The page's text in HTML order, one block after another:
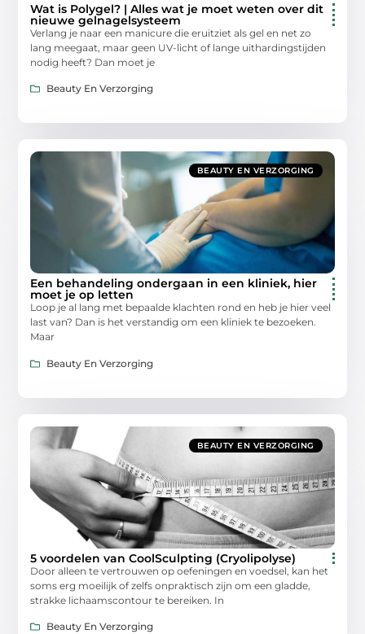
Wat is Polygel? | Alles wat je moet weten over dit
nieuwe gelnagelsysteem
Verlang je naar een manicure die eruitziet als gel en net zo
lang meegaat, maar geen UV-licht of lange uithardingstijden
nodig heeft? Dan moet je
Beauty En Verzorging
BEAUTY EN VERZORGING
Een behandeling ondergaan in een kliniek, hier
moet je op letten
Loop je al lang met bepaalde klachten rond en heb je hier veel
last van? Dan is het verstandig om een kliniek te bezoeken.
Maar
Beauty En Verzorging
BEAUTY EN VERZORGING
5 voordelen van CoolSculpting (Cryolipolyse)
Door alleen te vertrouwen op oefeningen en voedsel, kan het
soms erg moeilijk of zelfs onpraktisch zijn om een ​​gladde,
strakke lichaamscontour te bereiken. In
Beauty En Verzorging